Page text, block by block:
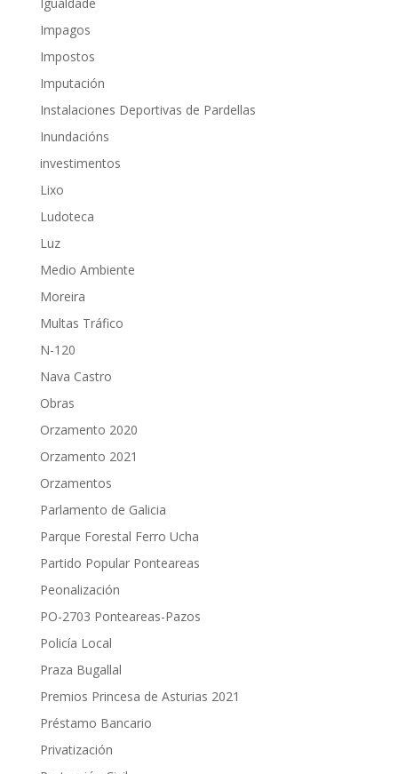
Impagos
Impostos
Imputación
Instalaciones Deportivas de Pardellas
Inundacións
investimentos
Lixo
Ludoteca
Luz
Medio Ambiente
Moreira
Multas Tráfico
N-120
Nava Castro
Obras
Orzamento 2020
Orzamento 2021
Orzamentos
Parlamento de Galicia
Parque Forestal Ferro Ucha
Partido Popular Ponteareas
Peonalización
PO-2703 Ponteareas-Pazos
Policía Local
Praza Bugallal
Premios Princesa de Asturias 2021
Préstamo Bancario
Privatización